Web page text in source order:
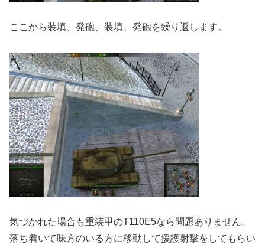
ここから装填、発砲、装填、発砲を繰り返します。
気づかれた場合も重装甲のT110E5なら問題ありません。
落ち着いて味方のいる方に移動して援護射撃をしてもらい